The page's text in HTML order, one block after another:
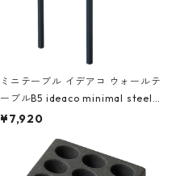
ミニテーブル イデアコ ウォールテ
ーブルB5 ideaco minimal steel f
urniture WALL Table B5 ネイビー
¥7,920